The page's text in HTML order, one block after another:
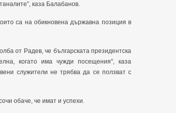
каза Балабанов.
са на обикновена държавна позиция в
от Радев, че българската президентска
когато има чужди посещения", каза
служители не трябва да се ползват с
обаче, че имат и успехи.